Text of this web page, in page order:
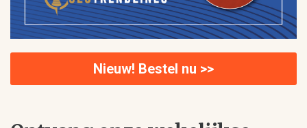
Nieuw! Bestel nu >>